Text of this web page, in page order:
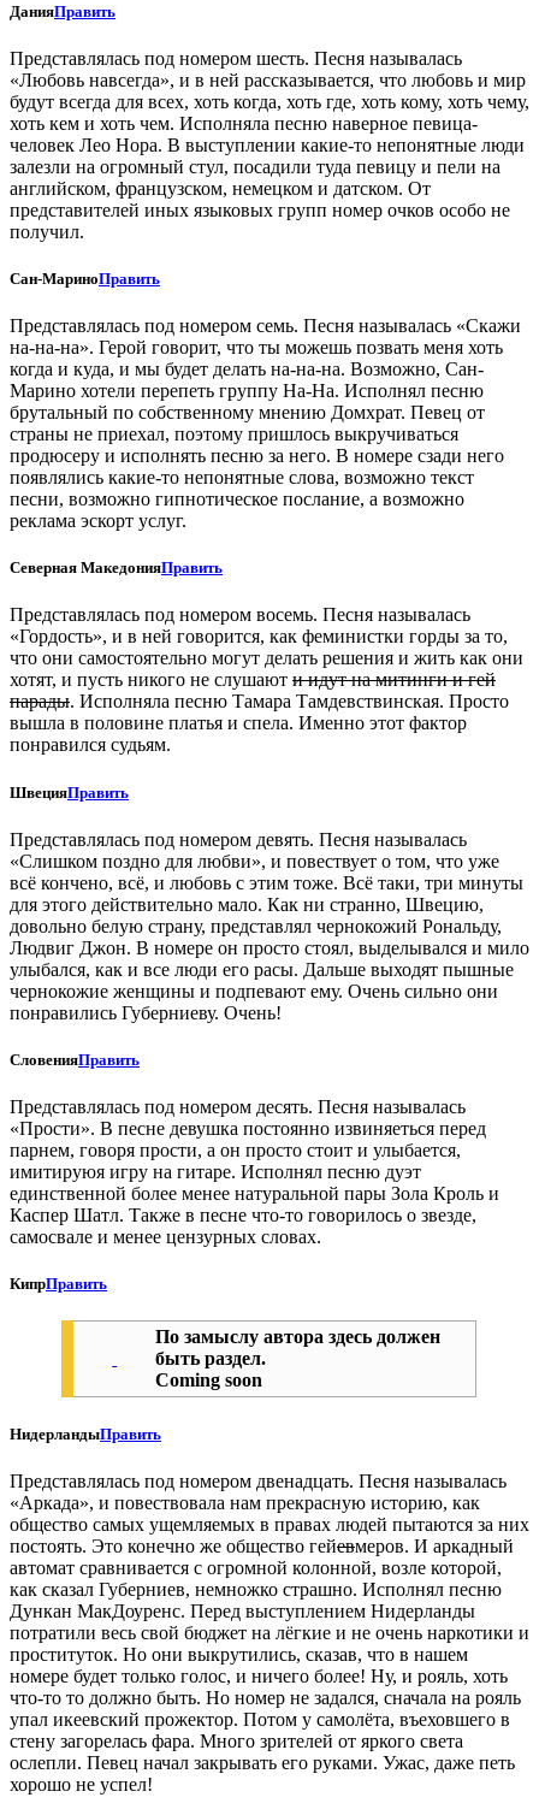
ДанияПравить
Представлялась под номером шесть. Песня называлась
«Любовь навсегда», и в ней рассказывается, что любовь и мир
будут всегда для всех, хоть когда, хоть где, хоть кому, хоть чему,
хоть кем и хоть чем. Исполняла песню наверное певица-
человек Лео Нора. В выступлении какие-то непонятные люди
залезли на огромный стул, посадили туда певицу и пели на
английском, французском, немецком и датском. От
представителей иных языковых групп номер очков особо не
получил.
Сан-МариноПравить
Представлялась под номером семь. Песня называлась «Скажи
на-на-на». Герой говорит, что ты можешь позвать меня хоть
когда и куда, и мы будет делать на-на-на. Возможно, Сан-
Марино хотели перепеть группу На-На. Исполнял песню
брутальный по собственному мнению Домхрат. Певец от
страны не приехал, поэтому пришлось выкручиваться
продюсеру и исполнять песню за него. В номере сзади него
появлялись какие-то непонятные слова, возможно текст
песни, возможно гипнотическое послание, а возможно
реклама эскорт услуг.
Северная МакедонияПравить
Представлялась под номером восемь. Песня называлась
«Гордость», и в ней говорится, как феминистки горды за то,
что они самостоятельно могут делать решения и жить как они
хотят, и пусть никого не слушают и идут на митинги и гей
парады. Исполняла песню Тамара Тамдевствинская. Просто
вышла в половине платья и спела. Именно этот фактор
понравился судьям.
ШвецияПравить
Представлялась под номером девять. Песня называлась
«Слишком поздно для любви», и повествует о том, что уже
всё кончено, всё, и любовь с этим тоже. Всё таки, три минуты
для этого действительно мало. Как ни странно, Швецию,
довольно белую страну, представлял чернокожий Рональду,
Людвиг Джон. В номере он просто стоял, выделывался и мило
улыбался, как и все люди его расы. Дальше выходят пышные
чернокожие женщины и подпевают ему. Очень сильно они
понравились Губерниеву. Очень!
СловенияПравить
Представлялась под номером десять. Песня называлась
«Прости». В песне девушка постоянно извиняеться перед
парнем, говоря прости, а он просто стоит и улыбается,
имитируюя игру на гитаре. Исполнял песню дуэт
единственной более менее натуральной пары Зола Кроль и
Каспер Шатл. Также в песне что-то говорилось о звезде,
самосвале и менее цензурных словах.
КипрПравить
По замыслу автора здесь должен
быть раздел.
Coming soon
НидерландыПравить
Представлялась под номером двенадцать. Песня называлась
«Аркада», и повествовала нам прекрасную историю, как
общество самых ущемляемых в правах людей пытаются за них
постоять. Это конечно же общество гейевмеров. И аркадный
автомат сравнивается с огромной колонной, возле которой,
как сказал Губерниев, немножко страшно. Исполнял песню
Дункан МакДоуренс. Перед выступлением Нидерланды
потратили весь свой бюджет на лёгкие и не очень наркотики и
проституток. Но они выкрутились, сказав, что в нашем
номере будет только голос, и ничего более! Ну, и рояль, хоть
что-то то должно быть. Но номер не задался, сначала на рояль
упал икеевский прожектор. Потом у самолёта, въеховшего в
стену загорелась фара. Много зрителей от яркого света
ослепли. Певец начал закрывать его руками. Ужас, даже петь
хорошо не успел!